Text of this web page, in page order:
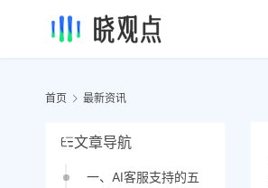
首页 最新资讯
文章导航
一、AI客服支持的五